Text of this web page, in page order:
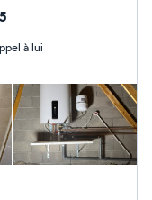
-
appel à lui